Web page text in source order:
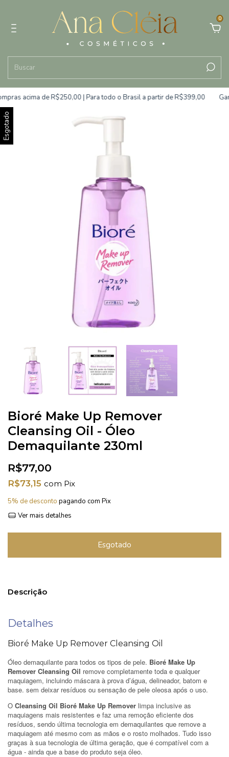
0
acima de R$250,00 | Para todo o Brasil a partir de R$399,00
Esgotado
Bioré Make Up Remover
Cleansing Oil - Óleo
Demaquilante 230ml
R$77,00
R$73,15 com Pix
5% de desconto pagando com Pix
Ver mais detalhes
Descrição
Detalhes
Bioré Make Up Remover Cleansing Oil
Óleo demaquilante para todos os tipos de pele. Bioré Make Up
Remover Cleansing Oil remove completamente toda e qualquer
maquiagem, incluindo máscara à prova d’água, delineador, batom e
base. sem deixar resíduos ou sensação de pele oleosa após o uso.
O Cleansing Oil Bioré Make Up Remover limpa inclusive as
maquiagens mais resistentes e faz uma remoção eficiente dos
resíduos, sendo última tecnologia em demaquilantes que remove a
maquiagem até mesmo com as mãos e o rosto molhados. Tudo isso
graças à sua tecnologia de última geração, que é compatível com a
água - ainda que a base do produto seja óleo.